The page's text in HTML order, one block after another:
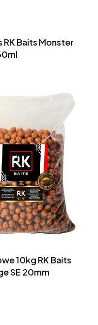
RK Baits Monster
10kg RK Baits
SE 20mm